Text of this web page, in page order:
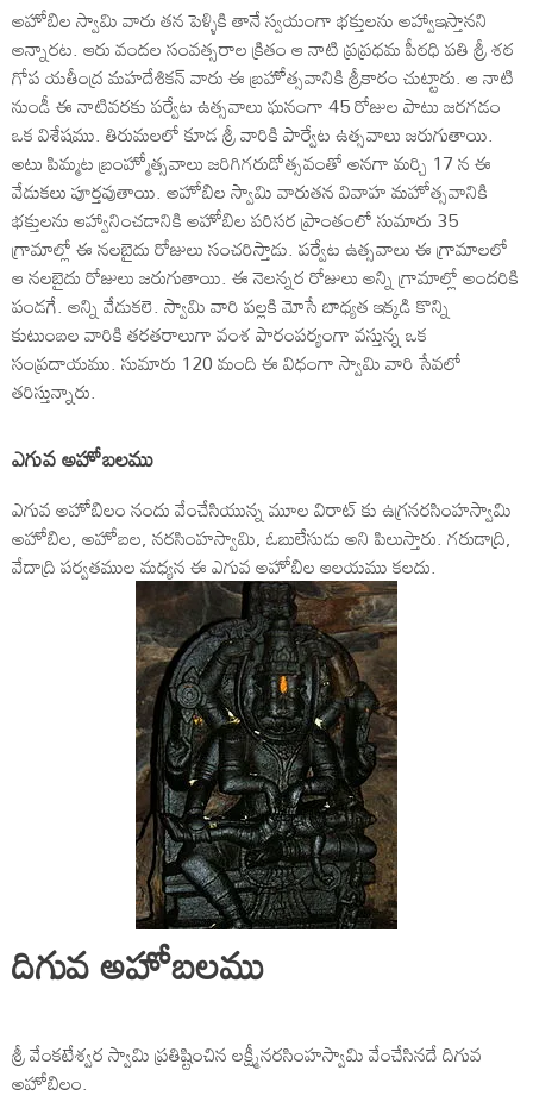
అహోబిల స్వామి వారు తన పెళ్ళికి తానే స్వయంగా భక్తులను అహ్వాఇస్తానని
అన్నారట. ఆరు వందల సంవత్సరాల క్రితం ఆ నాటి ప్రప్రధమ పీఠధి పతి శ్రీ శఠ
గోప యతీంద్ర మహదేశికన్ వారు ఈ బ్రహోత్సవానికి శ్రీకారం చుట్టారు. ఆ నాటి
నుండీ ఈ నాటివరకు పర్వేట ఉత్సవాలు ఘనంగా 45 రోజుల పాటు జరగడం
ఒక విశేషము. తిరుమలలో కూడ శ్రీ వారికి పార్వేట ఉత్సవాలు జరుగుతాయి.
అటు పిమ్మట బ్రంహ్మోత్సవాలు జరిగిగరుడోత్సవంతో అనగా మర్చి 17 న ఈ
వేడుకలు పూర్తవుతాయి. అహోబిల స్వామి వారుతన వివాహ మహోత్సవానికి
భక్తులను ఆహ్వానించడానికి అహోబిల పరిసర ప్రాంతంలో సుమారు 35
గ్రామాల్లో ఈ నలబైదు రోజులు సంచరిస్తాడు. పర్వేట ఉత్సవాలు ఈ గ్రామాలలో
ఆ నలబైదు రోజులు జరుగుతాయి. ఈ నెలన్నర రోజులు అన్ని గ్రామాల్లో అందరికి
పండగే. అన్ని వేడుకలె. స్వామి వారి పల్లకి మోసే బాధ్యత ఇక్కడి కొన్ని
కుటుంబల వారికి తరతరాలుగా వంశ పారంపర్యంగా వస్తున్న ఒక
సంప్రదాయము. సుమారు 120 మంది ఈ విధంగా స్వామి వారి సేవలో
తరిస్తున్నారు.
ఎగువ అహోబలము
ఎగువ అహోబిలం నందు వేంచేసియున్న మూల విరాట్ కు ఉగ్రనరసింహస్వామి
అహోబిల, అహోబల, నరసింహస్వామి, ఓబులేసుడు అని పిలుస్తారు. గరుడాద్రి,
వేదాద్రి పర్వతముల మధ్యన ఈ ఎగువ అహోబిల ఆలయము కలదు.
దిగువ అహోబలము
శ్రీ వేంకటేశ్వర స్వామి ప్రతిష్టించిన లక్ష్మీనరసింహస్వామి వేంచేసినదే దిగువ
అహోబిలం.